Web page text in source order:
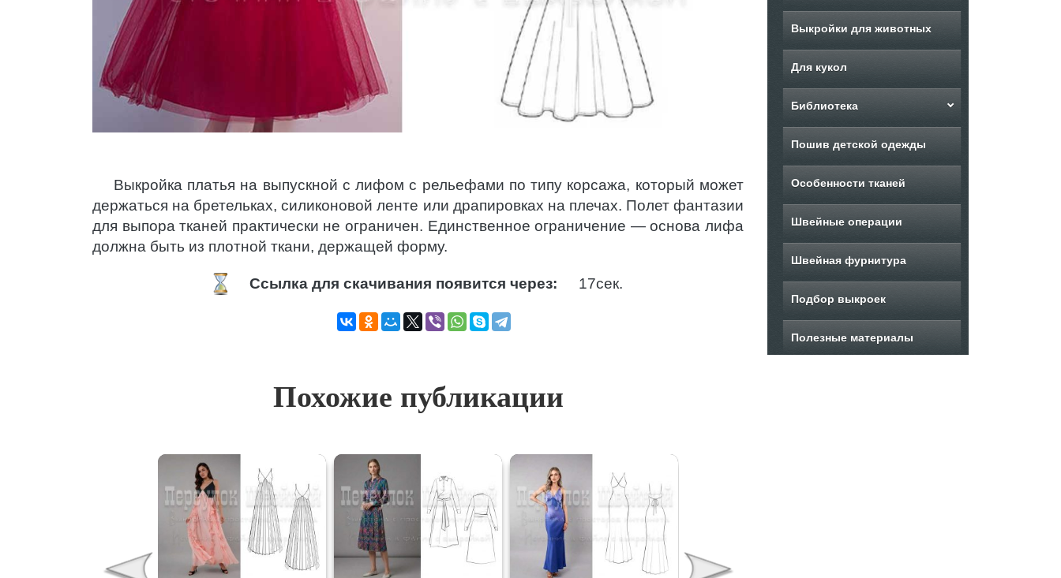
Выкройка платья на выпускной с лифом с рельефами по типу корсажа, который может
держаться на бретельках, силиконовой ленте или драпировках на плечах. Полет фантазии
для выпора тканей практически не ограничен. Единственное ограничение — основа лифа
должна быть из плотной ткани, держащей форму.
Ссылка для скачивания появится через: 16сек.
Похожие публикации
Выкройки для животных
Для кукол
Библиотека
Пошив детской одежды
Особенности тканей
Швейные операции
Швейная фурнитура
Подбор выкроек
Полезные материалы